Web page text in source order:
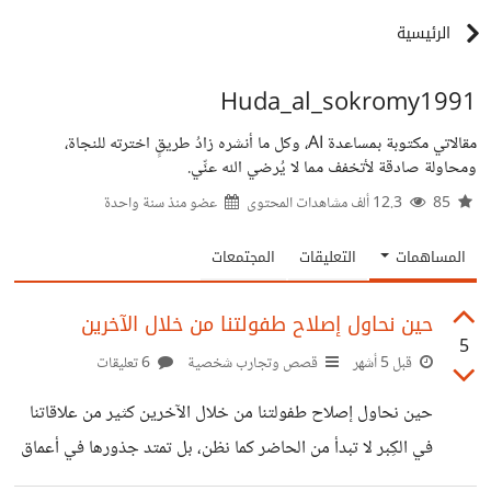
الرئيسية
Huda_al_sokromy1991
مقالاتي مكتوبة بمساعدة AI، وكل ما أنشره زادُ طريقٍ اخترته للنجاة،
ومحاولة صادقة لأتخفف مما لا يُرضي الله عنِّي.
عضو منذسنة واحدة
المساهمات التعليقات المجتمعات
5
حين نحاول إصلاح طفولتنا من خلال الآخرين
قبل 5 أشهر قصص وتجارب شخصية
حين نحاول إصلاح طفولتنا من خلال الآخرين كثير من علاقاتنا
في الكِبر لا تبدأ من الحاضر كما نظن، بل تمتد جذورها في أعماق
الماضي. فداخل كل إنسان طفلٌ صغير ما زال يحمل ذكرياته